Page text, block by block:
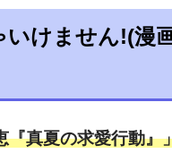
けません!(漫
真夏の求愛行動』